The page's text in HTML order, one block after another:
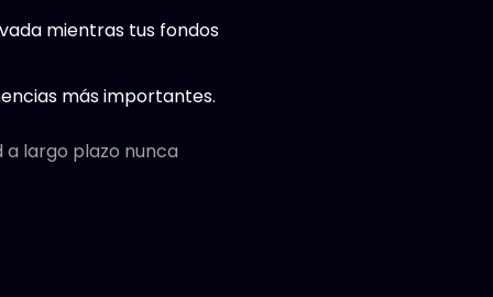
mientras tus fondos
más importantes.
a largo plazo nunca